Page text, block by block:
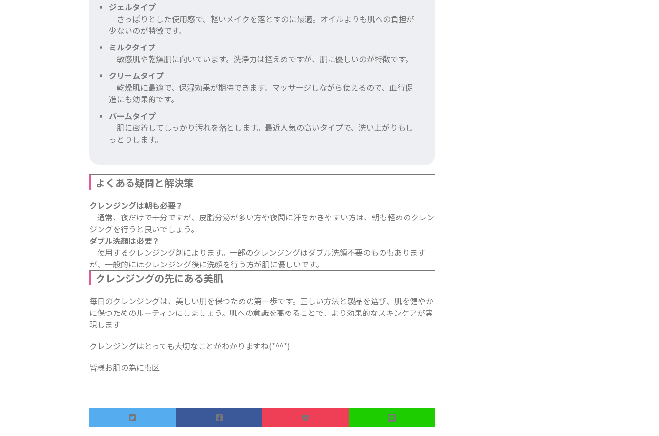
ジェルタイプ
さっぱりとした使用感で、軽いメイクを落とすのに最適。オイルよりも肌への負担が
少ないのが特徴です。
ミルクタイプ
敏感肌や乾燥肌に向いています。洗浄力は控えめですが、肌に優しいのが特徴です。
クリームタイプ
乾燥肌に最適で、保湿効果が期待できます。マッサージしながら使えるので、血行促
進にも効果的です。
バームタイプ
肌に密着してしっかり汚れを落とします。最近人気の高いタイプで、洗い上がりもし
っとりします。
よくある疑問と解決策
クレンジングは朝も必要？
通常、夜だけで十分ですが、皮脂分泌が多い方や夜間に汗をかきやすい方は、朝も軽めのクレン
ジングを行うと良いでしょう。
ダブル洗顔は必要？
使用するクレンジング剤によります。一部のクレンジングはダブル洗顔不要のものもあります
が、一般的にはクレンジング後に洗顔を行う方が肌に優しいです。
クレンジングの先にある美肌
毎日のクレンジングは、美しい肌を保つための第一歩です。正しい方法と製品を選び、肌を健やか
に保つためのルーティンにしましょう。肌への意識を高めることで、より効果的なスキンケアが実
現します
クレンジングはとっても大切なことがわかりますね(*^^*)
皆様お肌の為にも区